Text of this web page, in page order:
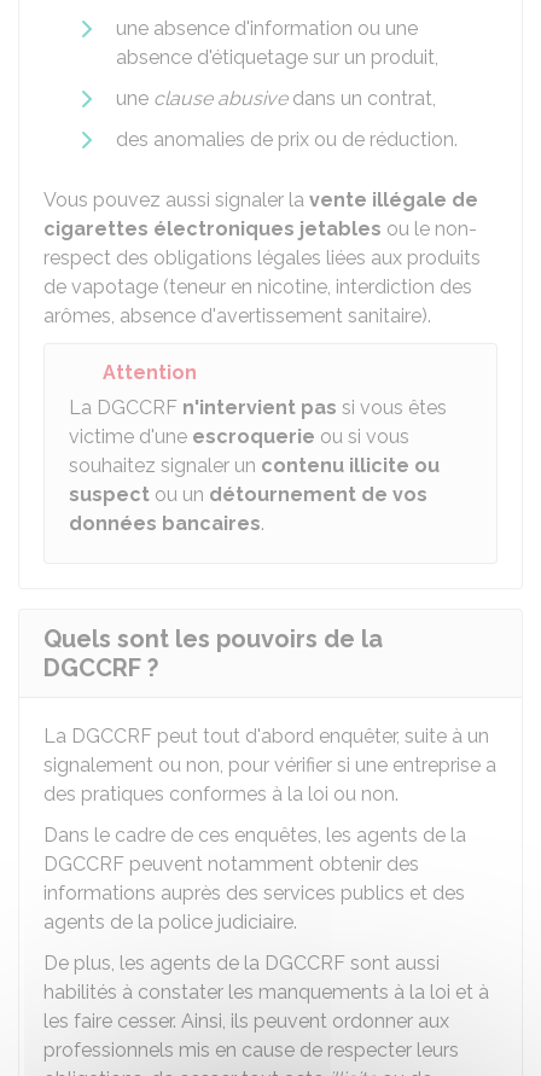
une absence d'information ou une
absence d'étiquetage sur un produit,
une clause abusivedans un contrat,
des anomalies de prix ou de réduction.
Vous pouvez aussi signaler la vente illégale de
cigarettes électroniques jetables ou le non-
respect des obligations légales liées aux produits
de vapotage (teneur en nicotine, interdiction des
arômes, absence d'avertissement sanitaire).
Attention
La DGCCRF n'intervient pas si vous êtes
victime d'une escroquerie ou si vous
souhaitez signaler un contenu illicite ou
suspect ou un détournement de vos
données bancaires.
Quels sont les pouvoirs de la
DGCCRF ?
La DGCCRF peut tout d'abord enquêter, suite à un
signalement ou non, pour vérifier si une entreprise a
des pratiques conformes à la loi ou non.
Dans le cadre de ces enquêtes, les agents de la
DGCCRF peuvent notamment obtenir des
informations auprès des services publics et des
agents de la police judiciaire.
De plus, les agents de la DGCCRF sont aussi
habilités à constater les manquements à la loi et à
les faire cesser. Ainsi, ils peuvent ordonner aux
professionnels mis en cause de respecter leurs